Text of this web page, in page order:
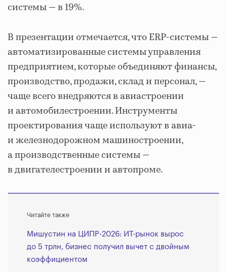
системы — в 19%.
В презентации отмечается, что ERP-системы —
автоматизированные системы управления
предприятием, которые объединяют финансы,
производство, продажи, склад и персонал, —
чаще всего внедряются в авиастроении
и автомобилестроении. Инструменты
проектирования чаще используют в авиа-
и железнодорожном машиностроении,
а производственные системы —
в двигателестроении и автопроме.
Читайте также
Мишустин на ЦИПР-2026: ИТ-рынок вырос
до 5 трлн, бизнес получил вычет с двойным
коэффициентом